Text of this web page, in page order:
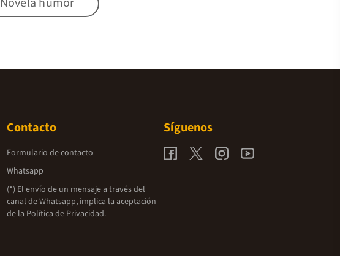
Contacto
Formulario de contacto
Whatsapp
(*) El envío de un mensaje a través del
canal de Whatsapp, implica la aceptación
de la Política de Privacidad.
Síguenos